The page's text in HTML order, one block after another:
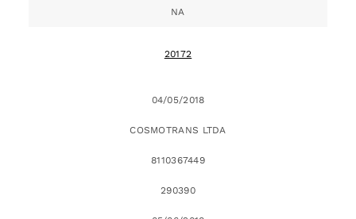
NA
20172
04/05/2018
COSMOTRANS LTDA
8110367449
290390